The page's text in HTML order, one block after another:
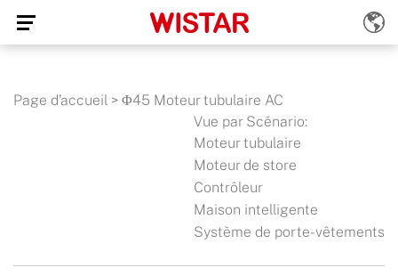
Page d’accueil > Φ45 Moteur tubulaire AC
Vue par Scénario:
Moteur tubulaire
Moteur de store
Contrôleur
Maison intelligente
Système de porte-vêtements